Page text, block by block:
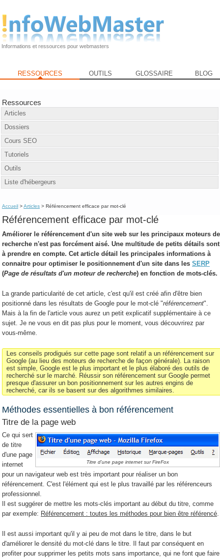
Informations et ressources pour webmasters
RESSOURCES OUTILS GLOSSAIRE BLOG
Ressources
Articles
Dossiers
Cours SEO
Tutoriels
Outils
Liste d'hébergeurs
Accueil >Articles > Référencement efficace par mot-clé
Référencement efficace par mot-clé
Améliorer le référencement d'un site web sur les principaux moteurs de
recherche n'est pas forcément aisé. Une multitude de petits détails sont
à prendre en compte. Cet article détail les principales informations à
connaitre pour optimiser le positionnement d'un site dans lesSERP
(Page de résultats d'un moteur de recherche) en fonction de mots-clés.
La grande particularité de cet article, c'est qu'il est créé afin d'être bien
positionné dans les résultats de Google pour le mot-clé "référencement".
Mais à la fin de l'article vous aurez un petit explicatif supplémentaire à ce
sujet. Je ne vous en dit pas plus pour le moment, vous découvrirez par
vous-même.
Les conseils prodigués sur cette page sont relatif a un référencement sur
Google (au lieu des moteurs de recherche de façon générale). La raison
est simple, Google est le plus important et le plus élaboré des outils de
recherché sur le marché. Réussir son référencement sur Google permet
presque d'assurer un bon positionnement sur les autres engins de
recherché, car ils se basent sur des algorithmes similaires.
Méthodes essentielles à bon référencement
Titre de la page web
Titre d'une page internet sur FireFox
Ce qui sert
de titre
d'une page
internet
pour un navigateur web est très important pour réaliser un bon
référencement. C'est l'élément qui est le plus travaillé par les référenceurs
professionnel.
Il est suggérer de mettre les mots-clés important au début du titre, comme
par exemple: Référencement : toutes les méthodes pour bien être référencé
Il est aussi important qu'il y ai peu de mot dans le titre, dans le but
d'améliorer le densité du mot-clé dans le titre. Il faut par conséquent en
profiter pour supprimer les petits mots sans importance, qui ne font que faire